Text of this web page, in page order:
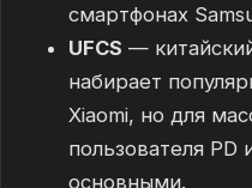
смартфонах
UFCS —
набирает
Xiaomi, но для
пользователя PD
основными.